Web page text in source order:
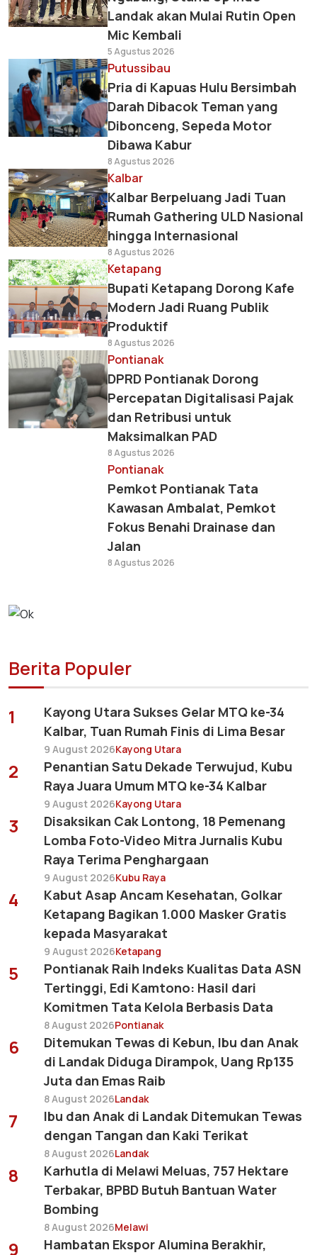
Landak akan Mulai Rutin Open
Mic Kembali
5 Agustus 2026
Putussibau
Pria di Kapuas Hulu Bersimbah
Darah Dibacok Teman yang
Dibonceng, Sepeda Motor
Dibawa Kabur
8 Agustus 2026
Kalbar
Kalbar Berpeluang Jadi Tuan
Rumah Gathering ULD Nasional
hingga Internasional
8 Agustus 2026
Ketapang
Bupati Ketapang Dorong Kafe
Modern Jadi Ruang Publik
Produktif
8 Agustus 2026
Pontianak
DPRD Pontianak Dorong
Percepatan Digitalisasi Pajak
dan Retribusi untuk
Maksimalkan PAD
8 Agustus 2026
Pontianak
Pemkot Pontianak Tata
Kawasan Ambalat, Pemkot
Fokus Benahi Drainase dan
Jalan
8 Agustus 2026
Berita Populer
1
Kayong Utara Sukses Gelar MTQ ke-34
Kalbar, Tuan Rumah Finis di Lima Besar
9 August 2026Kayong Utara
2
Penantian Satu Dekade Terwujud, Kubu
Raya Juara Umum MTQ ke-34 Kalbar
9 August 2026Kayong Utara
3
Disaksikan Cak Lontong, 18 Pemenang
Lomba Foto-Video Mitra Jurnalis Kubu
Raya Terima Penghargaan
9 August 2026Kubu Raya
4
Kabut Asap Ancam Kesehatan, Golkar
Ketapang Bagikan 1.000 Masker Gratis
kepada Masyarakat
9 August 2026Ketapang
5
Pontianak Raih Indeks Kualitas Data ASN
Tertinggi, Edi Kamtono: Hasil dari
Komitmen Tata Kelola Berbasis Data
8 August 2026Pontianak
6
Ditemukan Tewas di Kebun, Ibu dan Anak
di Landak Diduga Dirampok, Uang Rp135
Juta dan Emas Raib
8 August 2026Landak
7
Ibu dan Anak di Landak Ditemukan Tewas
dengan Tangan dan Kaki Terikat
8 August 2026Landak
8
Karhutla di Melawi Meluas, 757 Hektare
Terbakar, BPBD Butuh Bantuan Water
Bombing
8 August 2026Melawi
9 Hambatan Ekspor Alumina Berakhir,